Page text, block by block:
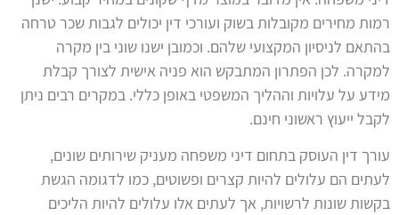
רמות מחירים מקובלות בשוק ועורכי דין יכולים לגבות שכר טרחה
בהתאם לניסיון המקצועי שלהם. וכמובן ישנו שוני בין מקרה
למקרה. לכן הפתרון המתבקש הוא פניה אישית לצורך קבלת
מידע על עלויות וההליך המשפטי באופן כללי. במקרים רבים ניתן
לקבל ייעוץ ראשוני חינם.
עורך דין העוסק בתחום דיני משפחה מעניק שירותים שונים,
לעתים הם עלולים להיות קצרים ופשוטים, כמו לדגומה הגשת
בקשות שונות לרשויות, אך לעתים אלו עלולים להיות הליכים